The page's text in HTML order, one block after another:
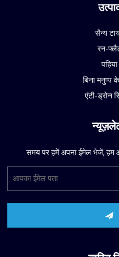
सैन्य
रन-
पहिया
बिना मनुष्य
एंटी-ड्रोन
समय पर हमें अपना ईमेल भेजें, हम